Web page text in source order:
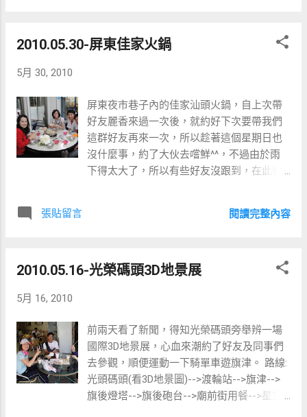
2010.05.30-屏東佳家火鍋
5月 30, 2010
屏東夜市巷子內的佳家汕頭火鍋，自上次帶
好友麗香來過一次後，就約好下次要帶我們
這群好友再來一次，所以趁著這個星期日也
沒什麼事，約了大伙去嚐鮮^^，不過由於雨
下得太大了，所以有些好友沒跟到，在此對
張貼留言 閱讀完整內容
2010.05.16-光榮碼頭3D地景展
5月 16, 2010
前兩天看了新聞，得知光榮碼頭旁舉辨一場
國際3D地景展，心血來潮約了好友及同事們
去參觀，順便運動一下騎單車遊旗津。 路線:
光頭碼頭(看3D地景圖)-->渡輪站-->旗津-->
旗後燈塔-->旗後砲台-->廟前街用餐-->星空